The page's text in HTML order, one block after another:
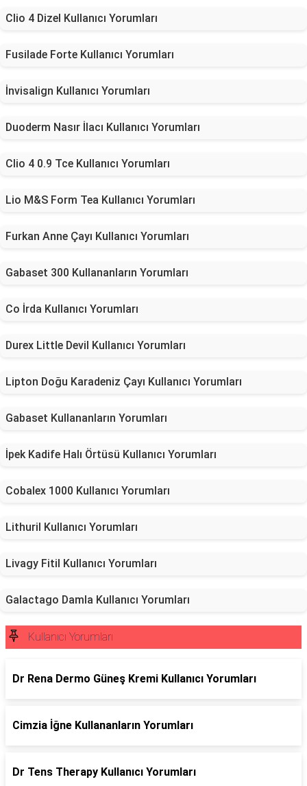
Clio 4 Dizel Kullanıcı Yorumları
Fusilade Forte Kullanıcı Yorumları
İnvisalign Kullanıcı Yorumları
Duoderm Nasır İlacı Kullanıcı Yorumları
Clio 4 0.9 Tce Kullanıcı Yorumları
Lio M&S Form Tea Kullanıcı Yorumları
Furkan Anne Çayı Kullanıcı Yorumları
Gabaset 300 Kullananların Yorumları
Co İrda Kullanıcı Yorumları
Durex Little Devil Kullanıcı Yorumları
Lipton Doğu Karadeniz Çayı Kullanıcı Yorumları
Gabaset Kullananların Yorumları
İpek Kadife Halı Örtüsü Kullanıcı Yorumları
Cobalex 1000 Kullanıcı Yorumları
Lithuril Kullanıcı Yorumları
Livagy Fitil Kullanıcı Yorumları
Galactago Damla Kullanıcı Yorumları
Kullanıcı Yorumları
Dr Rena Dermo Güneş Kremi Kullanıcı Yorumları
Cimzia İğne Kullananların Yorumları
Dr Tens Therapy Kullanıcı Yorumları